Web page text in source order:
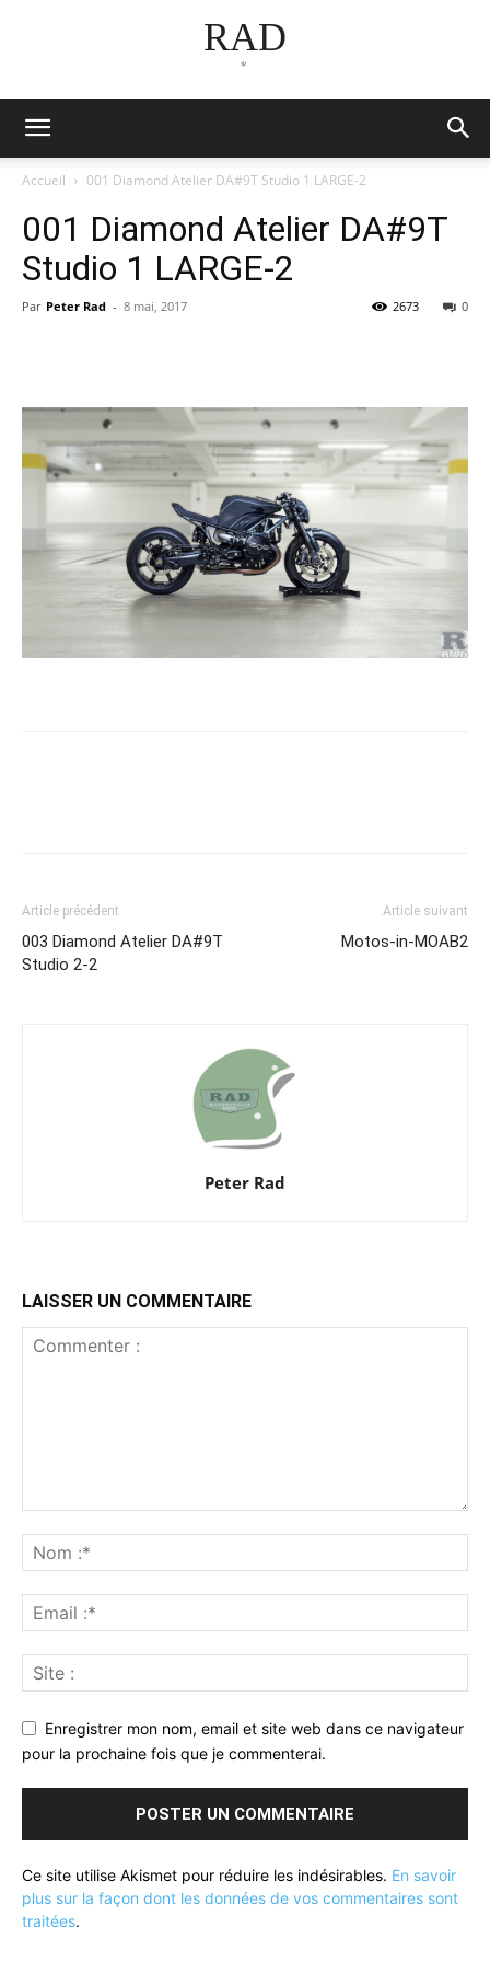
RAD
*
Accueil 001 Diamond Atelier DA#9T Studio 1 LARGE-2
001 Diamond Atelier DA#9T
Studio 1 LARGE-2
Par Peter Rad - 8 mai, 2017 0
2673
Article précédent
003 Diamond Atelier DA#9T
Studio 2-2
Article suivant
Motos-in-MOAB2
Peter Rad
LAISSER UN COMMENTAIRE
Enregistrer mon nom, email et site web dans ce navigateur
pour la prochaine fois que je commenterai.
Ce site utilise Akismet pour réduire les indésirables. En savoir
plus sur la façon dont les données de vos commentaires sont
traitées.